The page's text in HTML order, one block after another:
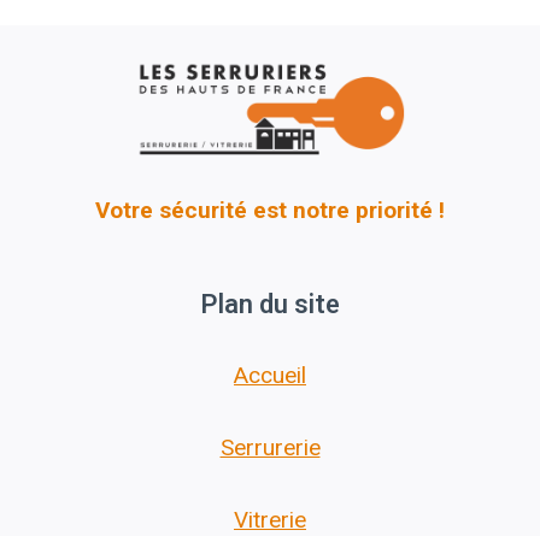
Votre sécurité est notre priorité !
Plan du site
Accueil
Serrurerie
Vitrerie